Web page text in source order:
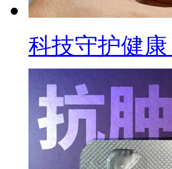
科技守护健